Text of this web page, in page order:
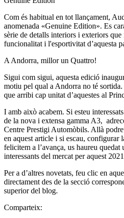
Com és habitual en tot llançament,
anomenada «Genuine Edition». Es
sèrie de detalls interiors i exteriors que
funcionalitat i l'esportivitat d’aquesta
A Andorra, millor un Quattro!
Sigui com sigui, aquesta edició
motiu pel qual a Andorra no té
que arribi cap unitat d’aquestes al
I amb això acabem. Si esteu
de la nova i extensa gamma A3,
Centre Prestigi Automòbils. Allà
en aquest article i si escau, configurar
felicitem a l’avança, us haureu quedat
interessants del mercat per aquest
Per a d’altres novetats, feu clic en
directament des de la secció
superior del blog.
Comparteix: